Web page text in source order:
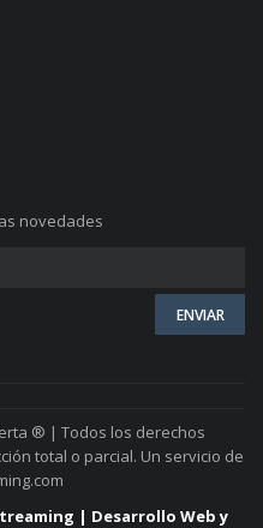
novedades
® | Todos los derechos
total o parcial. Un servicio de
| Desarrollo Web y